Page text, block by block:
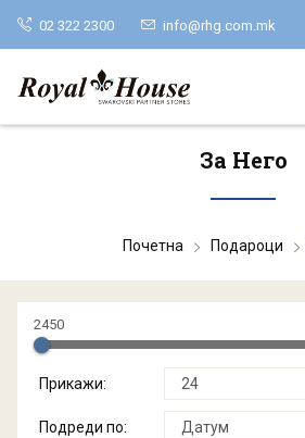
02 322 2300 info@rhg.com.mk
За Него
Почетна Подароци
2450
Прикажи:
Подреди по: